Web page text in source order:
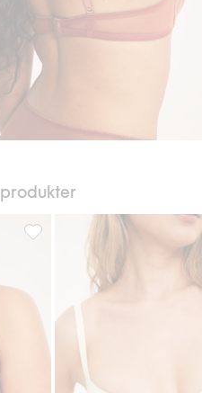
Formpresset bøyle-BH, Legg